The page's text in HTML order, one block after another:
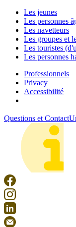
Les jeunes
Les personnes
Les navetteurs
Les groupes et
Les touristes
Les personnes
Professionnels
Privacy
Accessibilité
Questions et Contact